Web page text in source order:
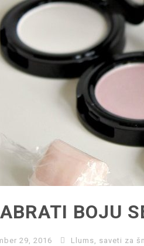
BOJU
29, 2016 Llums, saveti za